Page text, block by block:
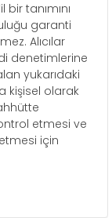
tanımını
garanti
Alıcılar
denetimlerine
yukarıdaki
kişisel olarak
etmesi ve
için